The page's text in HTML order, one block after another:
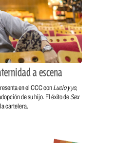
a escena
en el CCC con Lucio y yo,
de su hijo. El éxito de Sex
cartelera.